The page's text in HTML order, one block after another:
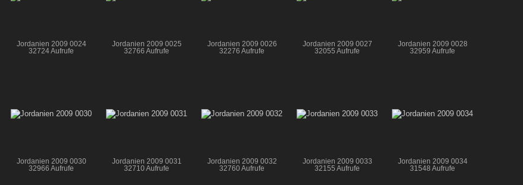
Jordanien 2009 0024
32724 Aufrufe
Jordanien 2009 0025
32766 Aufrufe
Jordanien 2009 0026
32276 Aufrufe
Jordanien 2009 0027
32055 Aufrufe
Jordanien 2009 0028
32959 Aufrufe
Jordanien 2009 0030
32966 Aufrufe
Jordanien 2009 0031
32710 Aufrufe
Jordanien 2009 0032
32760 Aufrufe
Jordanien 2009 0033
32155 Aufrufe
Jordanien 2009 0034
31548 Aufrufe